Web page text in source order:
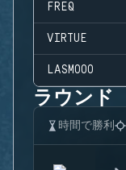
FREQ
VIRTUE
LASMOOO
ラウンド
時間で勝利